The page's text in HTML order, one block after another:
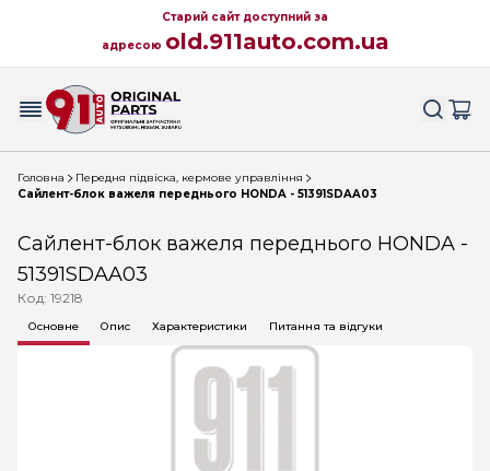
Старий сайт доступний за
адресою old.911auto.com.ua
Головна
Передня підвіска, кермове управління
Сайлент-блок важеля переднього HONDA - 51391SDAA03
Сайлент-блок важеля переднього HONDA -
51391SDAA03
Код: 19218
Основне Опис Характеристики Питання та відгуки